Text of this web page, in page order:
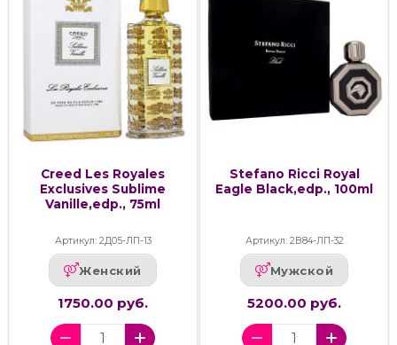
Creed Les Royales
Exclusives Sublime
Vanille,edp., 75ml
Артикул: 2Д05-ЛП-13
Женский
1750.00 руб.
Stefano Ricci Royal
Eagle Black,edp., 100ml
Артикул: 2В84-ЛП-32
Мужской
5200.00 руб.